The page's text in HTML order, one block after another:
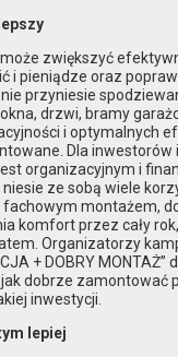
zwiększyć
i pieniądze oraz
przyniesie
drzwi, bramy
i optymalnych
Dla inwestorów
organizacyjnym i
ze sobą wiele
montażem,
komfort przez cały
Organizatorzy
+ DOBRY MONTAŻ”
dobrze zamontować
inwestycji.
lepiej